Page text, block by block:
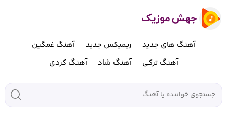
آهنگ های جدید ریمیکس جدید
آهنگ غمگین
آهنگ ترکی
آهنگ شاد آهنگ کردی